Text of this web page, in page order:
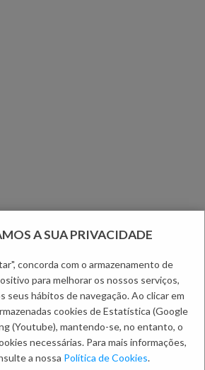
A SUA PRIVACIDADE
concorda com o armazenamento de
para melhorar os nossos serviços,
seus hábitos de navegação. Ao clicar em
cookies de Estatística (Google
(Youtube), mantendo-se, no entanto, o
necessárias. Para mais informações,
a nossa Política de Cookies.